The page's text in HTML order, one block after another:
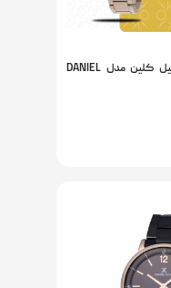
ساعت مچی زنانه دنیل کلین مدل DANIEL